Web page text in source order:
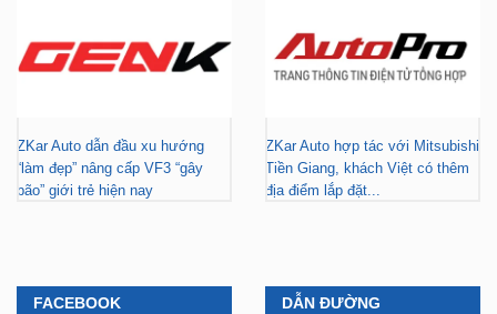
ZKar Auto dẫn đầu xu hướng
“làm đẹp” nâng cấp VF3 “gây
bão” giới trẻ hiện nay
ZKar Auto hợp tác với Mitsubishi
Tiền Giang, khách Việt có thêm
địa điểm lắp đặt...
FACEBOOK DẪN ĐƯỜNG